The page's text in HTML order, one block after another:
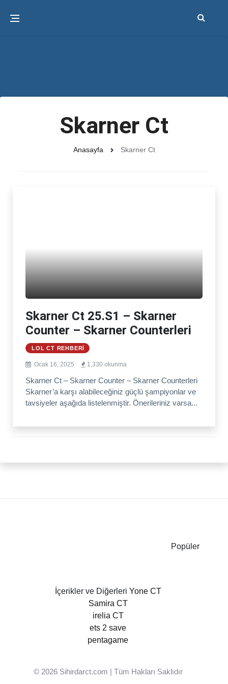
Skarner Ct
Anasayfa Skarner Ct
Skarner Ct 25.S1 – Skarner
Counter – Skarner Counterleri
LOL CT REHBERI
Ocak 16, 2025 1,330 okunma
Skarner Ct – Skarner Counter – Skarner Counterleri
Skarner’a karşı alabileceğiniz güçlü şampiyonlar ve
tavsiyeler aşağıda listelenmiştir. Önerileriniz varsa...
Popüler
İçerikler ve Diğerleri Yone CT
Samira CT
irelia CT
ets 2 save
pentagame
© 2026 Sihirdarct.com | Tüm Hakları Saklıdır